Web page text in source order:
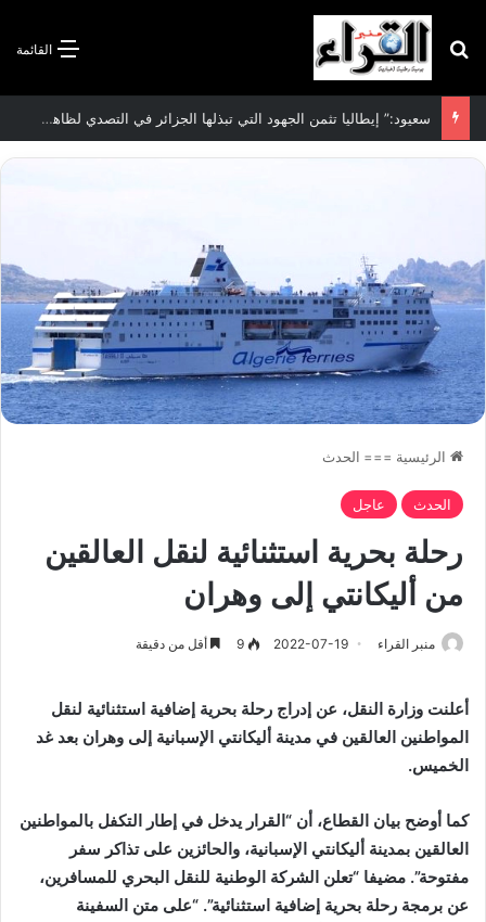
القائمة بحث عن
الاتفاقية الأممية بشأن تغير المناخ :الجزائر تودع مساهمتها الوطنية المحددة لسنة 2026
الرئيسية === الحدث
الحدث عاجل
رحلة بحرية استثنائية لنقل العالقين
من أليكانتي إلى وهران
منبر القراء 2022-07-19
9 أقل من دقيقة
أعلنت وزارة النقل، عن إدراج رحلة بحرية إضافية استثنائية لنقل
المواطنين العالقين في مدينة أليكانتي الإسبانية إلى وهران بعد غد
الخميس.
كما أوضح بيان القطاع، أن “القرار يدخل في إطار التكفل بالمواطنين
العالقين بمدينة أليكانتي الإسبانية، والحائزين على تذاكر سفر
مفتوحة”. مضيفا “تعلن الشركة الوطنية للنقل البحري للمسافرين،
عن برمجة رحلة بحرية إضافية استثنائية”. “على متن السفينة